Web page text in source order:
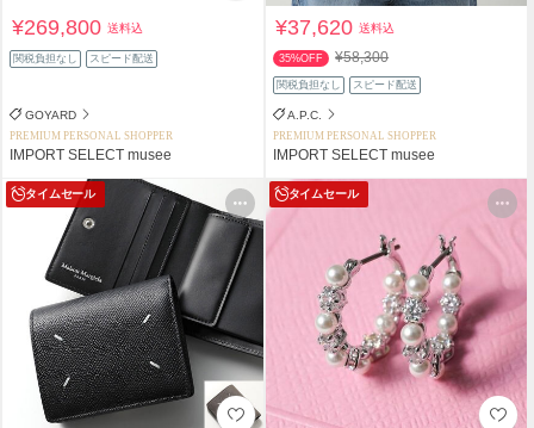
¥269,800送料込
関税負担なし スピード配送
GOYARD
PREMIUM PERSONAL SHOPPER
IMPORT SELECT musee
¥37,620送料込
35%OFF ¥58,300
関税負担なし スピード配送
A.P.C.
PREMIUM PERSONAL SHOPPER
IMPORT SELECT musee
タイムセール タイムセール